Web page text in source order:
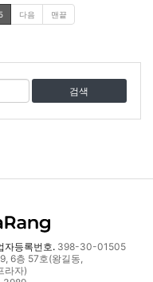
5 다음 맨끝
자등록번호.398-30-01505
6층 57호(왕길동,
라자)